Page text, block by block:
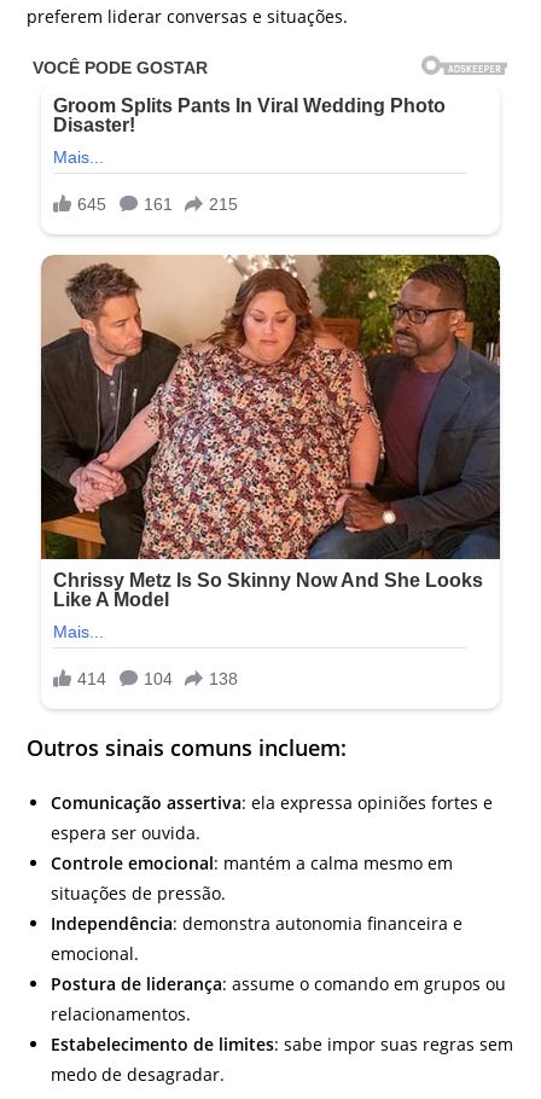
preferem liderar conversas e situações.
Outros sinais comuns incluem:
Comunicação assertiva: ela expressa opiniões fortes e
espera ser ouvida.
Controle emocional: mantém a calma mesmo em
situações de pressão.
Independência: demonstra autonomia financeira e
emocional.
Postura de liderança: assume o comando em grupos ou
relacionamentos.
Estabelecimento de limites: sabe impor suas regras sem
medo de desagradar.